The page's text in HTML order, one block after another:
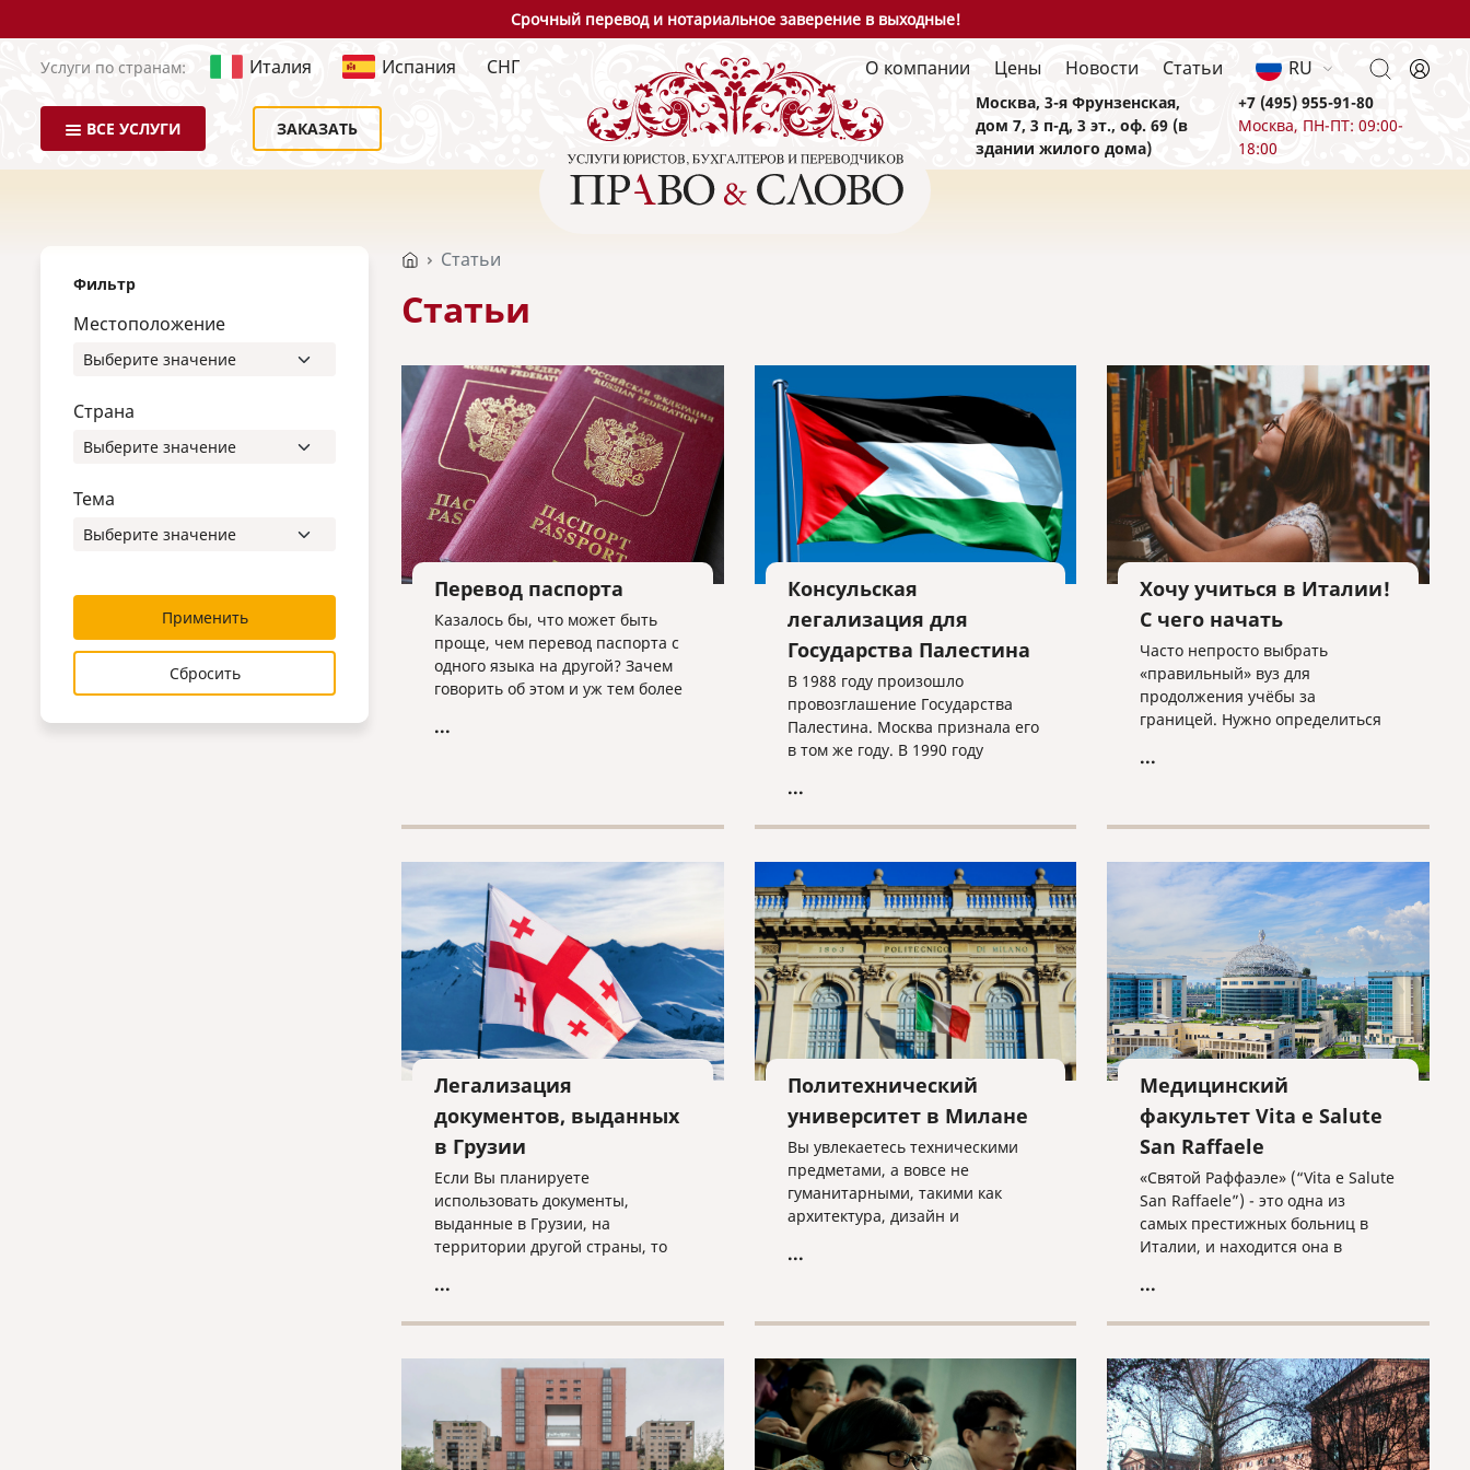
Срочный перевод и нотариальное заверение в выходные!
Услуги по странам: Италия Испания СНГ
ВСЕ УСЛУГИ ЗАКАЗАТЬ
О компании Цены Новости Статьи RU
Москва, 3-я Фрунзенская,
дом 7, 3 п-д, 3 эт., оф. 69 (в
здании жилого дома)
+7 (495) 955-91-80
Москва, ПН-ПТ: 09:00-
18:00
Фильтр
Местоположение
Страна
Тема
Применить
Сбросить
Статьи
Статьи
Перевод паспорта
Казалось бы, что может быть
проще, чем перевод паспорта с
одного языка на другой? Зачем
говорить об этом и уж тем более
думает тот, кто не сталкивался с
рынке переводов уже более
мы оказали такую услугу тысячи
раз. Есть моменты, о которых
нужно знать.
...
Консульская
легализация для
Государства Палестина
В 1988 году произошло
провозглашение Государства
Палестина. Москва признала его
в том же году. В 1990 году
освобождения Палестины (ООП)
Палестины - полномочия посла.
...
Хочу учиться в Италии!
С чего начать
Часто непросто выбрать
«правильный» вуз для
продолжения учёбы за
границей. Нужно определиться
университетом, факультетом
необходимые документы для
поступления, подготовиться и
пройти вступительный экзамен
и т.д. Если вы рассматриваете
несколько стран, то задача
становится еще сложнее. Но
если выбор уже пал на Италию,
мы поможем разобраться во
многих нюансах.
...
Легализация
документов, выданных
в Грузии
Если Вы планируете
использовать документы,
выданные в Грузии, на
территории другой страны, то
легализовать. Легализовать
апостиль или полная
консульская легализация. Для
того, чтобы понять какой
вариант подойдет именно Вам,
нужно понимать для какой
...
Политехнический
университет в Милане
Вы увлекаетесь техническими
предметами, а вовсе не
гуманитарными, такими как
архитектура, дизайн и
Милан, в Политехнический
...
Медицинский
факультет Vita e Salute
San Raffaele
«Святой Раффаэле» (“Vita e Salute
San Raffaele”) - это одна из
самых престижных больниц в
Италии, и находится она в
известный исследовательский
как «Жизнь и Здоровье». В
данном университете обучаются
2730 студентов и он находится
на 21-ом месте в списке самых
молодых университетов мира, и
...